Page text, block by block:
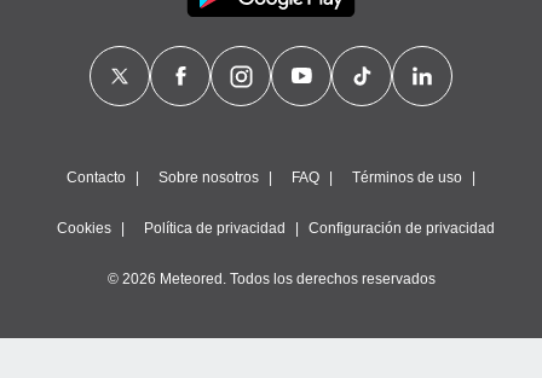
Contacto Sobre nosotros FAQ Términos de uso
Cookies Política de privacidad Configuración de privacidad
© 2026 Meteored. Todos los derechos reservados